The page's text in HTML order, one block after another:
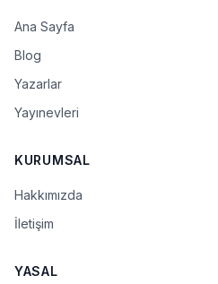
Ana Sayfa
Blog
Yazarlar
Yayınevleri
KURUMSAL
Hakkımızda
İletişim
YASAL